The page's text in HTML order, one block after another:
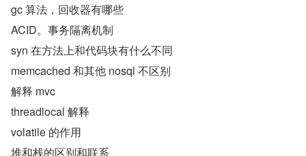
gc 算法，回收器有哪些
ACID。事务隔离机制
syn 在方法上和代码块有什么不同
memcached 和其他 nosql 不区别
解释 mvc
threadlocal 解释
volatile 的作用
堆和栈的区别和联系